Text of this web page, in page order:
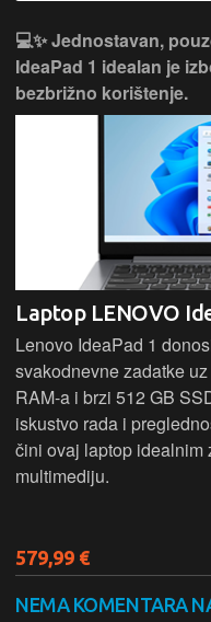
💻✨ Jednostavan,
IdeaPad 1 idealan je
bezbrižno korištenje.
Laptop LENOVO
Lenovo IdeaPad 1
svakodnevne zadatke
RAM-a i brzi 512 GB
iskustvo rada i
čini ovaj laptop idealnim
multimediju.
579,99 €
NEMA KOMENTARA